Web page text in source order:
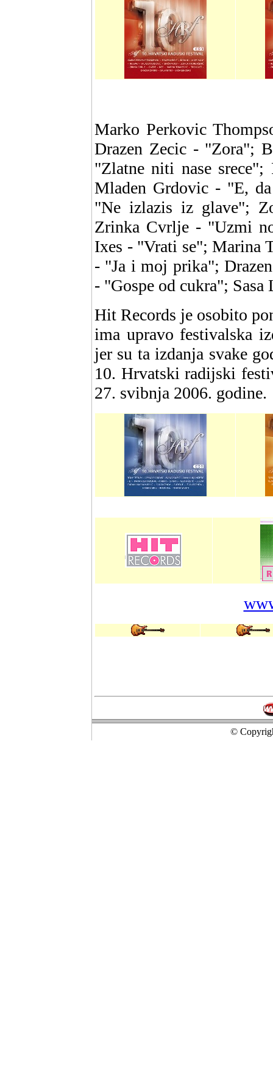
Marko Perkovic
Drazen Zecic - "Zora";
"Zlatne niti nase
Mladen Grdovic - "E,
"Ne izlazis iz glave";
Zrinka Cvrlje - "Uzmi
Ixes - "Vrati se"; Marina
- "Ja i moj prika";
- "Gospe od cukra";
Hit Records je osobito
ima upravo festivalska
jer su ta izdanja svake
10. Hrvatski radijski
27. svibnja 2006. godine.
©